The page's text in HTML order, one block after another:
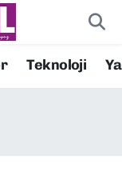
Teknoloji